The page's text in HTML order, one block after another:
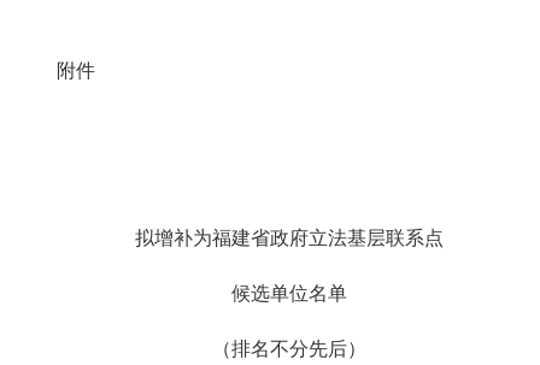
附件
拟增补为福建省政府立法基层联系点
候选单位名单
（排名不分先后）